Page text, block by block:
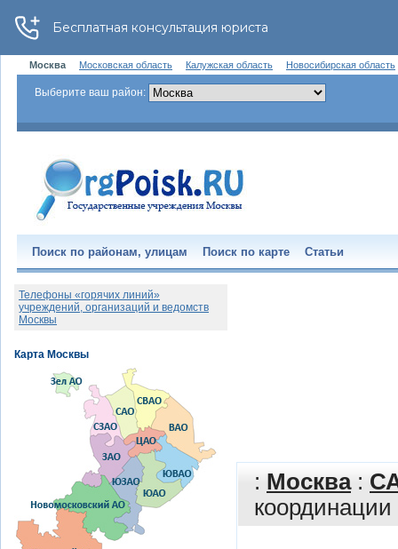
Москва Московская область Калужская область Новосибирская область
Выберите ваш район:
Поиск по районам, улицам Поиск по карте Статьи
: Москва:
Телефоны «горячих линий»
учреждений, организаций и ведомств
Москвы